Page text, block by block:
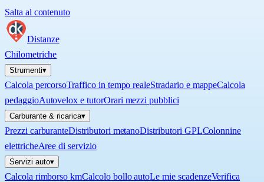
Salta al contenuto
Distanze
Chilometriche
Strumenti▾
Calcola percorsoTraffico in tempo realeStradario e mappeCalcola
pedaggioAutovelox e tutorOrari mezzi pubblici
Carburante & ricarica▾
Prezzi carburanteDistributori metanoDistributori GPLColonnine
elettricheAree di servizio
Servizi auto▾
Calcola rimborso kmCalcolo bollo autoLe mie scadenzeVerifica